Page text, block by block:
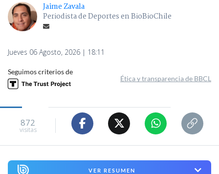
Jaime Zavala
Periodista de Deportes en BioBioChile
Jueves 06 Agosto, 2026 | 18:11
Seguimos criterios de
Ética y transparencia de BBCL
872
visitas
VER RESUMEN